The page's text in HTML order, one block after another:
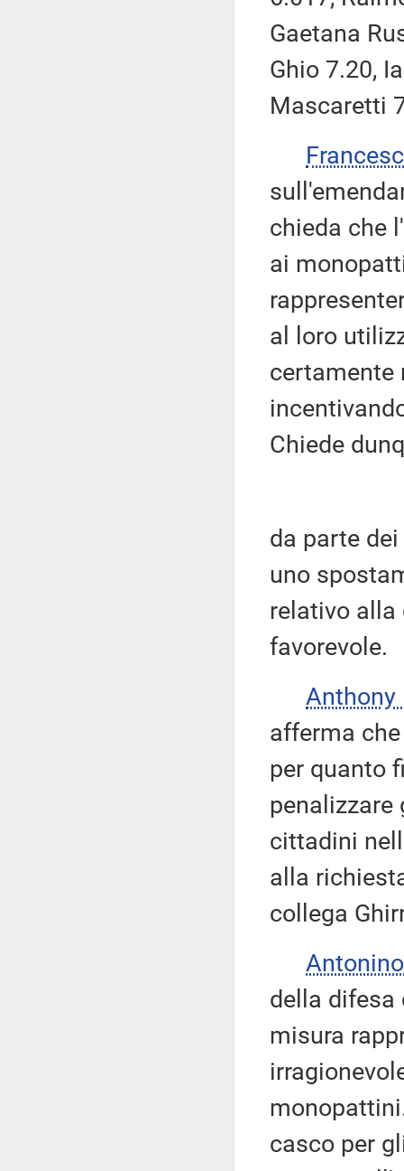
Gaetana
Ghio 7.20,
Mascaretti
chieda che
ai
al loro
certamente
Chiede
da parte
uno
relativo alla
favorevole.
Anthony
afferma
per quanto
cittadini
alla
collega
della difesa
misura
casco per